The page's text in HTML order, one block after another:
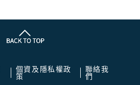
個資及隱私權政
策
聯絡我
們